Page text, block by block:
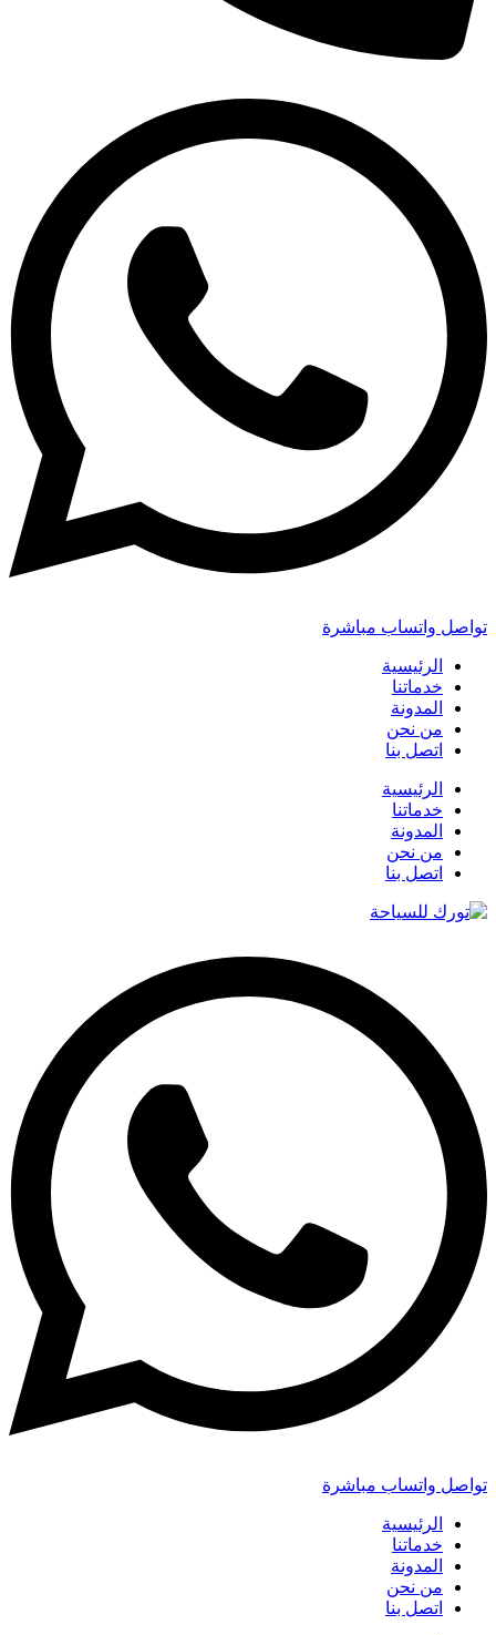
تواصل واتساب مباشرة
الرئيسية
خدماتنا
المدونة
من نحن
اتصل بنا
الرئيسية
خدماتنا
المدونة
من نحن
اتصل بنا
تواصل واتساب مباشرة
الرئيسية
خدماتنا
المدونة
من نحن
اتصل بنا